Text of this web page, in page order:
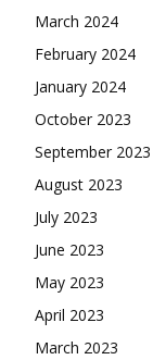
March 2024
February 2024
January 2024
October 2023
September 2023
August 2023
July 2023
June 2023
May 2023
April 2023
March 2023